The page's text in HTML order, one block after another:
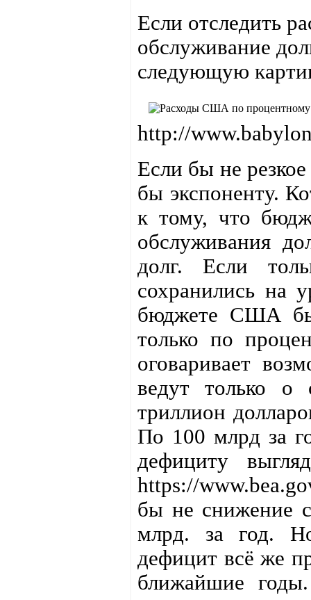
Если отследить
обслуживание
следующую
http://
Если бы не
бы экспоненту.
к тому, что
обслуживания
долг. Если
сохранились на
бюджете США
только по
оговаривает
ведут только о
триллион
По 100 млрд за
дефициту
https://
бы не снижение
млрд. за год.
дефицит всё же
ближайшие